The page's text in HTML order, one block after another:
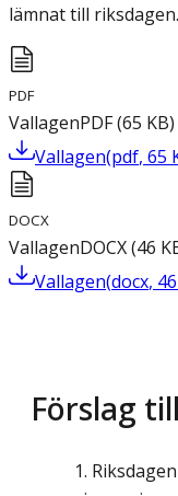
lämnat till riksdagen.
PDF
VallagenPDF(65 KB)
Vallagen(pdf, 65
DOCX
VallagenDOCX(46
Vallagen(docx, 46
Förslag